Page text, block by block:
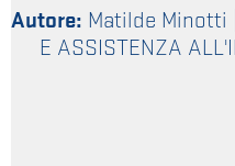
Autore: Matilde Minotti
E ASSISTENZA